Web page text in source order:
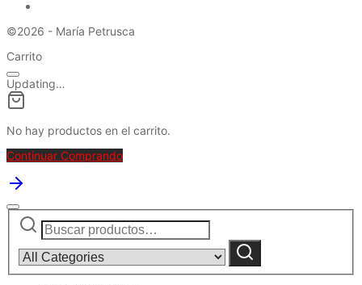
©2026 - María Petrusca
Carrito
Updating…
No hay productos en el carrito.
Continuar Comprando
Buscar
por:
category:
Buscar